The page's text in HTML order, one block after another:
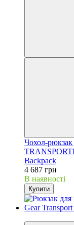
Чохол-
Backpack
4 687 грн
В наявності
Купити